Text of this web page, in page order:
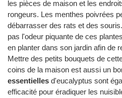
les pièces de maison et les
rongeurs. Les menthes poivrées
débarrasser des rats et des
pas l'odeur piquante de ces
en planter dans son jardin afin de
Mettre des petits bouquets de
coins de la maison est aussi un
essentielles d'eucalyptus sont
efficacité pour éradiquer les